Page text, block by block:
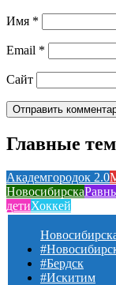
Имя *
Email *
Сайт
Главные
Академгородок 2.0
Новосибирска
детиХоккей
#Бердск
#Искитим